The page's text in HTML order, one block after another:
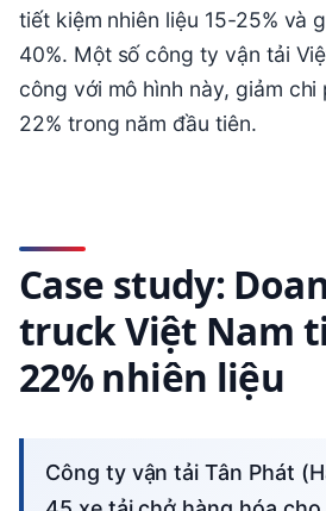
tiết kiệm nhiên liệu 15-25% và
40%. Một số công ty vận tải
công với mô hình này, giảm chi
22% trong năm đầu tiên.
Case study:
truck Việt Nam
22% nhiên liệu
Công ty vận tải Tân Phát (Hà Nội) quản lý